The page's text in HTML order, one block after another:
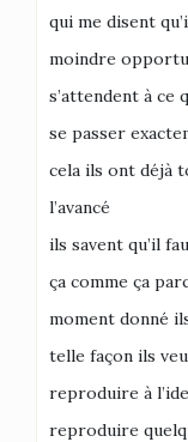
qui me disent
moindre
s’attendent à ce
se passer
cela ils ont déjà
l’avancé
ils savent qu’il
ça comme ça
moment donné
telle façon ils
reproduire à
reproduire